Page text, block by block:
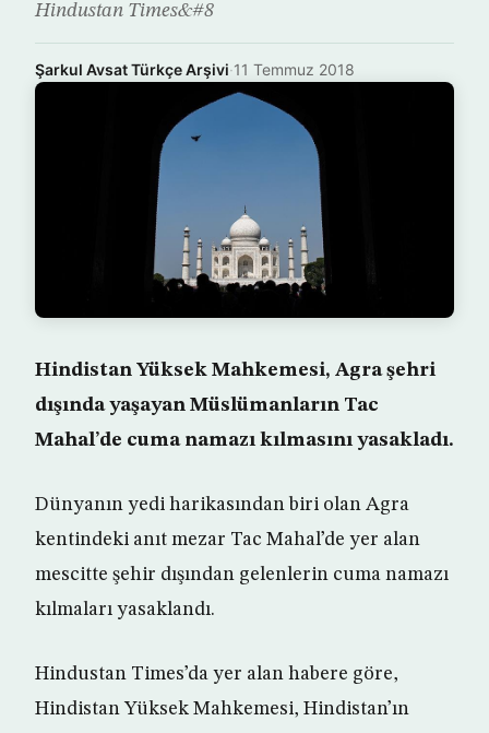
Hindustan Times&#8
Şarkul Avsat Türkçe Arşivi·11 Temmuz 2018
Hindistan Yüksek Mahkemesi, Agra şehri
dışında yaşayan Müslümanların Tac
Mahal’de cuma namazı kılmasını yasakladı.
Dünyanın yedi harikasından biri olan Agra
kentindeki anıt mezar Tac Mahal’de yer alan
mescitte şehir dışından gelenlerin cuma namazı
kılmaları yasaklandı.
Hindustan Times’da yer alan habere göre,
Hindistan Yüksek Mahkemesi, Hindistan’ın